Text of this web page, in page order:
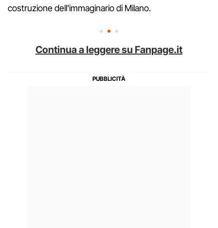
costruzione dell'immaginario di Milano.
Continua a leggere su Fanpage.it